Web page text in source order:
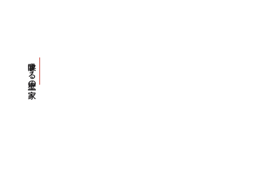
呼吸する土壁の家